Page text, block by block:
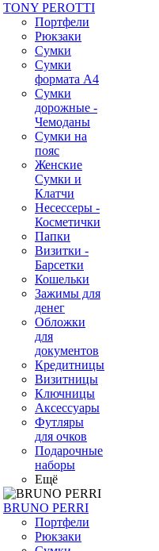
TONY PEROTTI
Портфели
Рюкзаки
Сумки
Сумки
формата А4
Сумки
дорожные -
Чемоданы
Сумки на
пояс
Женские
Сумки и
Клатчи
Несессеры -
Косметички
Папки
Визитки -
Барсетки
Кошельки
Зажимы для
денег
Обложки
для
документов
Кредитницы
Визитницы
Ключницы
Аксессуары
Футляры
для очков
Подарочные
наборы
Ещё
BRUNO PERRI
Портфели
Рюкзаки